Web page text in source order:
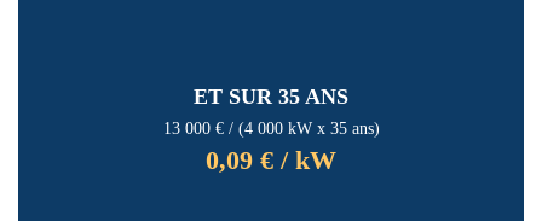
ET SUR 35 ANS
13 000 € / (4 000 kW x 35 ans)
0,09 € / kW